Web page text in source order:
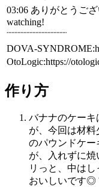
03:06​ ありがとうご
watching!
¨¨¨¨¨¨¨¨¨¨¨¨¨¨¨¨¨¨¨¨
DOVA-
OtoLogic:https://
作り方
バナナのケーキ
が、今回は材
のパウンドケー
が、入れずに
リっと、中は
おいしいです◎